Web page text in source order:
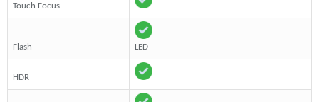
Touch Focus
Flash LED
HDR